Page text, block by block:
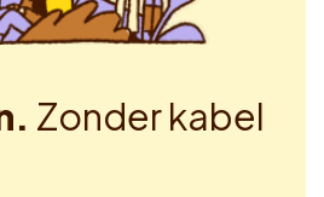
Zonder kabel